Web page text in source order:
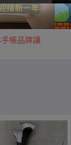
帳品牌讓